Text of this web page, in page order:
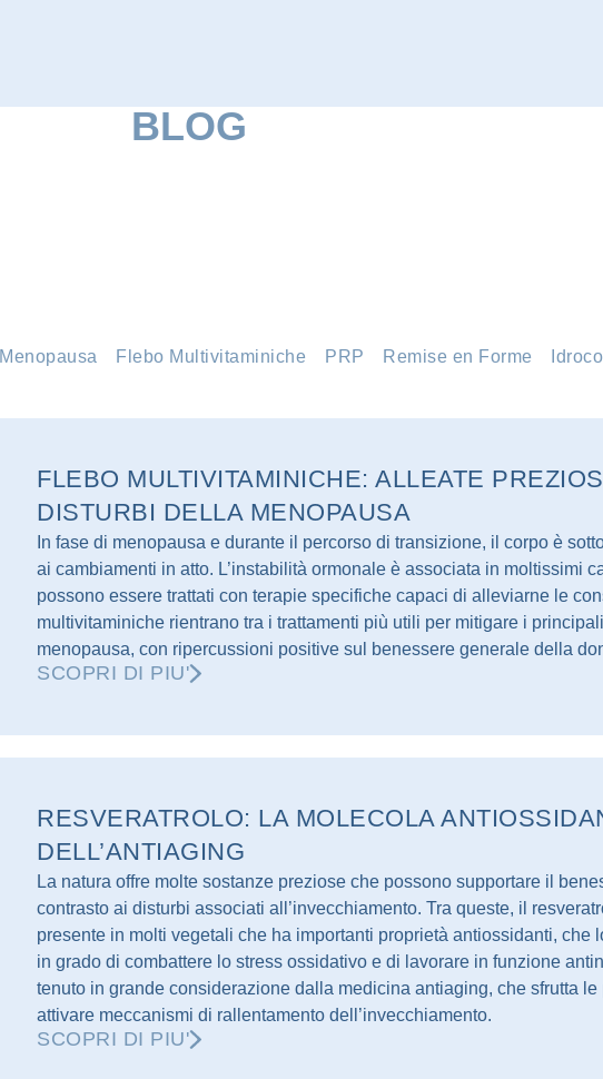
BLOG
Menopausa Flebo Multivitaminiche PRP Remise en Forme
FLEBO MULTIVITAMINICHE: ALLEATE
DISTURBI DELLA MENOPAUSA
In fase di menopausa e durante il percorso di transizione, il corpo è
ai cambiamenti in atto. L’instabilità ormonale è associata in moltissimi
possono essere trattati con terapie specifiche capaci di alleviarne le
multivitaminiche rientrano tra i trattamenti più utili per mitigare i
menopausa, con ripercussioni positive sul benessere generale della
SCOPRI DI PIU'
RESVERATROLO: LA MOLECOLA
DELL’ANTIAGING
La natura offre molte sostanze preziose che possono supportare il
contrasto ai disturbi associati all’invecchiamento. Tra queste, il
presente in molti vegetali che ha importanti proprietà antiossidanti, che
in grado di combattere lo stress ossidativo e di lavorare in funzione
tenuto in grande considerazione dalla medicina antiaging, che sfrutta
attivare meccanismi di rallentamento dell’invecchiamento.
SCOPRI DI PIU'